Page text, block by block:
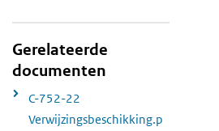
Gerelateerde
documenten
C-752-22
Verwijzingsbeschikking.p